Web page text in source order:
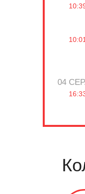
10:01
04 СЕР.